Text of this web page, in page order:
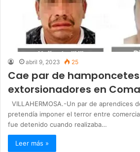
abril 9, 2023 25
Cae par de hamponcetes
extorsionadores en
VILLAHERMOSA.-Un par de aprendices
pretendía imponer el terror entre
fue detenido cuando realizaba…
Leer más »